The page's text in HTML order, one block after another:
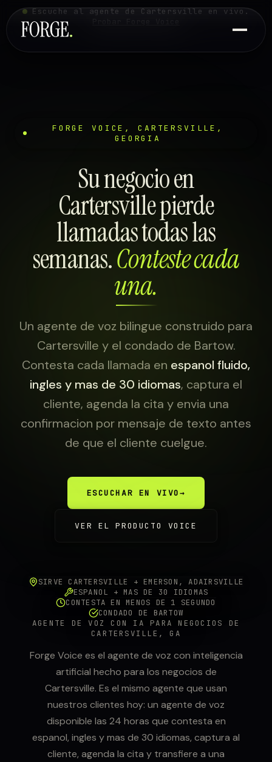
Escuche al agente de Cartersville en vivo.
FORGE VOICE, CARTERSVILLE,
GEORGIA
Su negocio en
Cartersville pierde
llamadas todas las
semanas.Conteste cada
una.
Un agente de voz bilingue construido para
Cartersville y el condado de Bartow.
Contesta cada llamada en espanol fluido,
ingles y mas de 30 idiomas, captura el
cliente, agenda la cita y envia una
confirmacion por mensaje de texto antes
de que el cliente cuelgue.
ESCUCHAR EN VIVO→
VER EL PRODUCTO VOICE
SIRVE CARTERSVILLE + EMERSON, ADAIRSVILLE
ESPANOL + MAS DE 30 IDIOMAS
CONTESTA EN MENOS DE 1 SEGUNDO
CONDADO DE BARTOW
AGENTE DE VOZ CON IA PARA NEGOCIOS DE
CARTERSVILLE, GA
Forge Voice es el agente de voz con inteligencia
artificial hecho para los negocios de
Cartersville. Es el mismo agente que usan
nuestros clientes hoy: un agente de voz
disponible las 24 horas que contesta en
espanol, ingles y mas de 30 idiomas, captura al
cliente, agenda la cita y transfiere a una